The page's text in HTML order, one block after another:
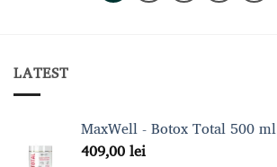
LATEST
MaxWell - Botox Total 500 ml
409,00lei